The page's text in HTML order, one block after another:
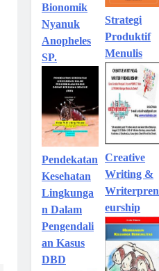
Bionomik
Nyanuk
Anopheles
SP.
Pendekatan
Kesehatan
Lingkunga
n Dalam
Pengendali
an Kasus
DBD
Strategi
Produktif
Menulis
Creative
Writing &
Writerpren
eurship